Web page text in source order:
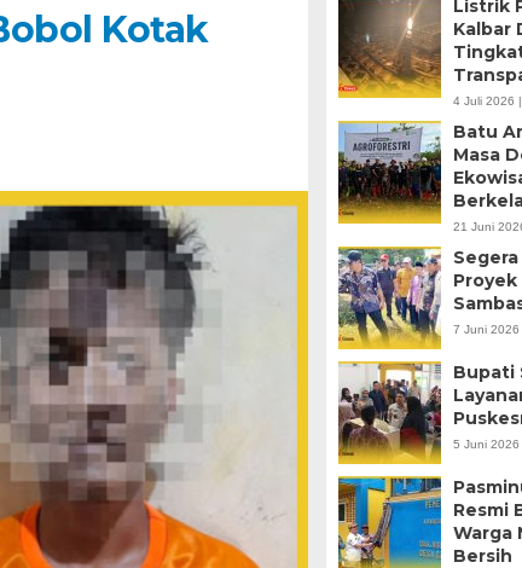
Kotak
Listrik
Kalbar
4 Juli 2026
Batu
Masa
21 Juni
7 Juni 2026
Bupati
5 Juni 2026
Resmi
Warga
Bersih